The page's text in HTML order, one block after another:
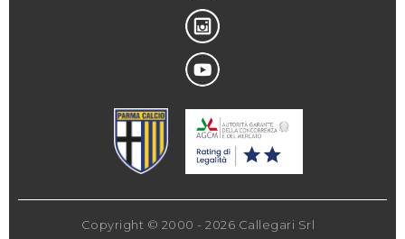
Copyright © 2000 - 2026 Callegari Srl